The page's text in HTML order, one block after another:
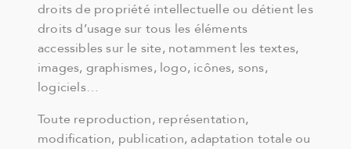
droits de propriété intellectuelle ou détient les
droits d’usage sur tous les éléments
accessibles sur le site, notamment les textes,
images, graphismes, logo, icônes, sons,
logiciels…
Toute reproduction, représentation,
modification, publication, adaptation totale ou